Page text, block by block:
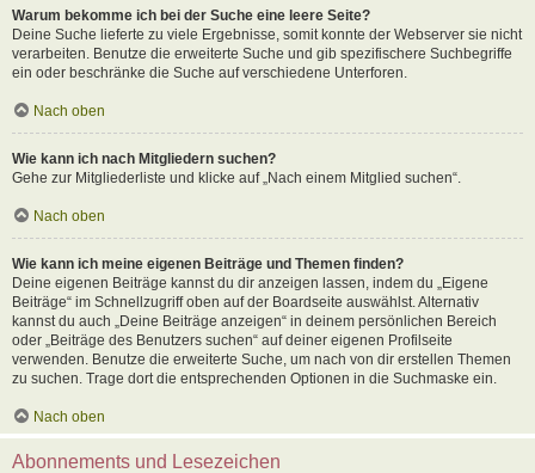
Warum bekomme ich bei der Suche eine leere Seite?
Deine Suche lieferte zu viele Ergebnisse, somit konnte der Webserver sie nicht
verarbeiten. Benutze die erweiterte Suche und gib spezifischere Suchbegriffe
ein oder beschränke die Suche auf verschiedene Unterforen.
Nach oben
Wie kann ich nach Mitgliedern suchen?
Gehe zur Mitgliederliste und klicke auf „Nach einem Mitglied suchen“.
Nach oben
Wie kann ich meine eigenen Beiträge und Themen finden?
Deine eigenen Beiträge kannst du dir anzeigen lassen, indem du „Eigene
Beiträge“ im Schnellzugriff oben auf der Boardseite auswählst. Alternativ
kannst du auch „Deine Beiträge anzeigen“ in deinem persönlichen Bereich
oder „Beiträge des Benutzers suchen“ auf deiner eigenen Profilseite
verwenden. Benutze die erweiterte Suche, um nach von dir erstellen Themen
zu suchen. Trage dort die entsprechenden Optionen in die Suchmaske ein.
Nach oben
Abonnements und Lesezeichen